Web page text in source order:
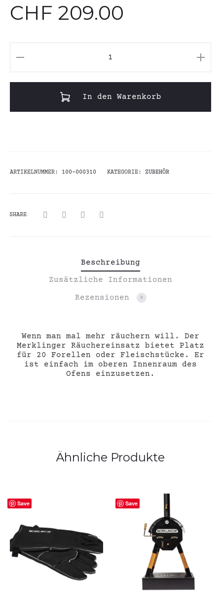
CHF 209.00
In den Warenkorb
ARTIKELNUMMER: 100-000310 KATEGORIE: ZUBEHÖR
SHARE
Beschreibung
Zusätzliche Informationen
Rezensionen
0
Wenn man mal mehr räuchern will. Der
Merklinger Räuchereinsatz bietet Platz
für 20 Forellen oder Fleischstücke. Er
ist einfach im oberen Innenraum des
Ofens einzusetzen.
Ähnliche Produkte
Save Save